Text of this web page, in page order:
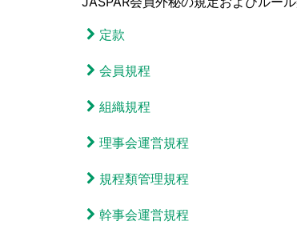
定款
会員規程
組織規程
理事会運営規程
規程類管理規程
幹事会運営規程